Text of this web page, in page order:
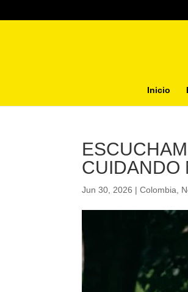
Inicio
CUIDANDO
Jun 30, 2026 |Colombia